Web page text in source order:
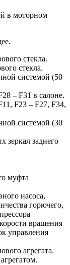
в моторном
стекла.
стекла.
системой (50
– F31 в салоне.
F23 – F27, F34,
системой (30
зеркал заднего
муфта
насоса,
горючего,
вращения
управления
агрегата.